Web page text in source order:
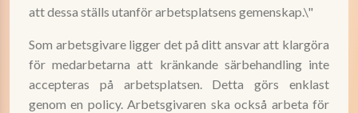
att dessa ställs utanför arbetsplatsens gemenskap.\"
Som arbetsgivare ligger det på ditt ansvar att klargöra
för medarbetarna att kränkande särbehandling inte
accepteras på arbetsplatsen. Detta görs enklast
genom en policy. Arbetsgivaren ska också arbeta för